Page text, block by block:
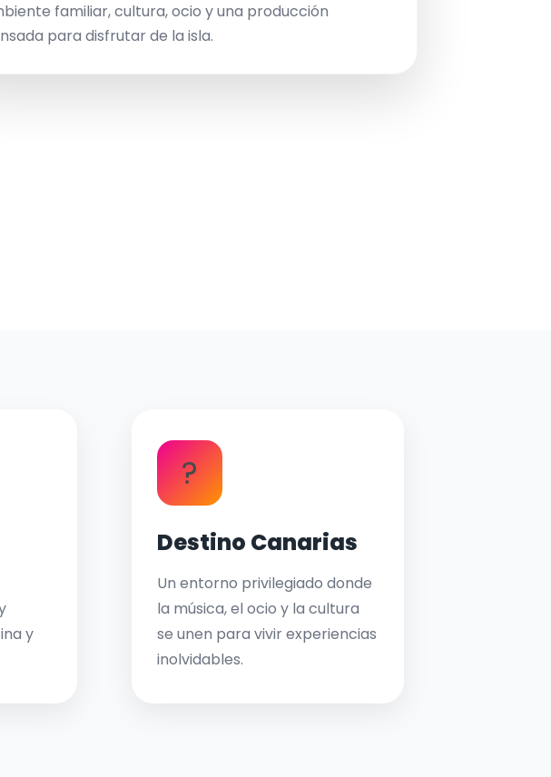
familiar, cultura, ocio y una producción
para disfrutar de la isla.
y
?
Destino Canarias
Un entorno privilegiado donde
la música, el ocio y la cultura
se unen para vivir experiencias
inolvidables.